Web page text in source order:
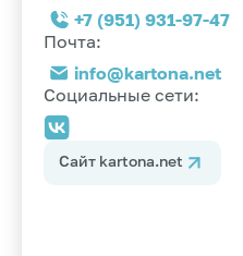
+7 (951) 931-97-47
Почта:
info@kartona.net
Социальные сети:
Сайт kartona.net